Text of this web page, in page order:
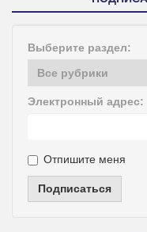
Выберите раздел:
Электронный адрес:
Отпишите меня
Подписаться